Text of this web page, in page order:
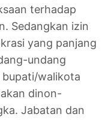
terhadap
Sedangkan izin
yang panjang
undang
walikota
dinon-
Jabatan dan